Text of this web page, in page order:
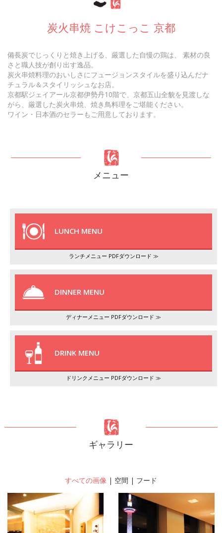
炭火串焼 こけこっこ 京都
備長炭でじっくりと焼き上げる、厳選した自慢の鶏は、 素材の良
さと職人技が創り出す逸品。
炭火串焼料理のおいしさにフュージョンスタイルを盛り込んだナ
チュラル＆スタイリッシュなお店。
京都駅ジェイアール京都伊勢丹10階で、京都五山全貌を見渡しな
がら、厳選した炭火串焼、焼き鳥料理をご堪能ください。
ワイン・日本酒のセラーもご用意しております。
メニュー
LUNCH MENU
ランチメニュー PDFダウンロード ≫
DINNER MENU
ディナーメニュー PDFダウンロード ≫
DRINK MENU
ドリンクメニュー PDFダウンロード ≫
ギャラリー
すべての画像 | 空間 | フード